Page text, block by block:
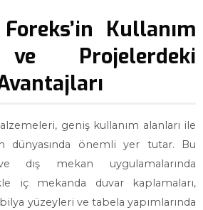
Kullanım
Projelerdeki
geniş kullanım alanları ile
dünyasında önemli yer tutar. Bu
dış mekan uygulamalarında
iç mekanda duvar kaplamaları,
yüzeyleri ve tabela yapımlarında